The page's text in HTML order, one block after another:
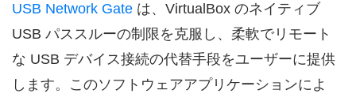
USB Network Gate は、VirtualBox のネイティブ
USB パススルーの制限を克服し、柔軟でリモート
な USB デバイス接続の代替手段をユーザーに提供
します。このソフトウェアアプリケーションによ